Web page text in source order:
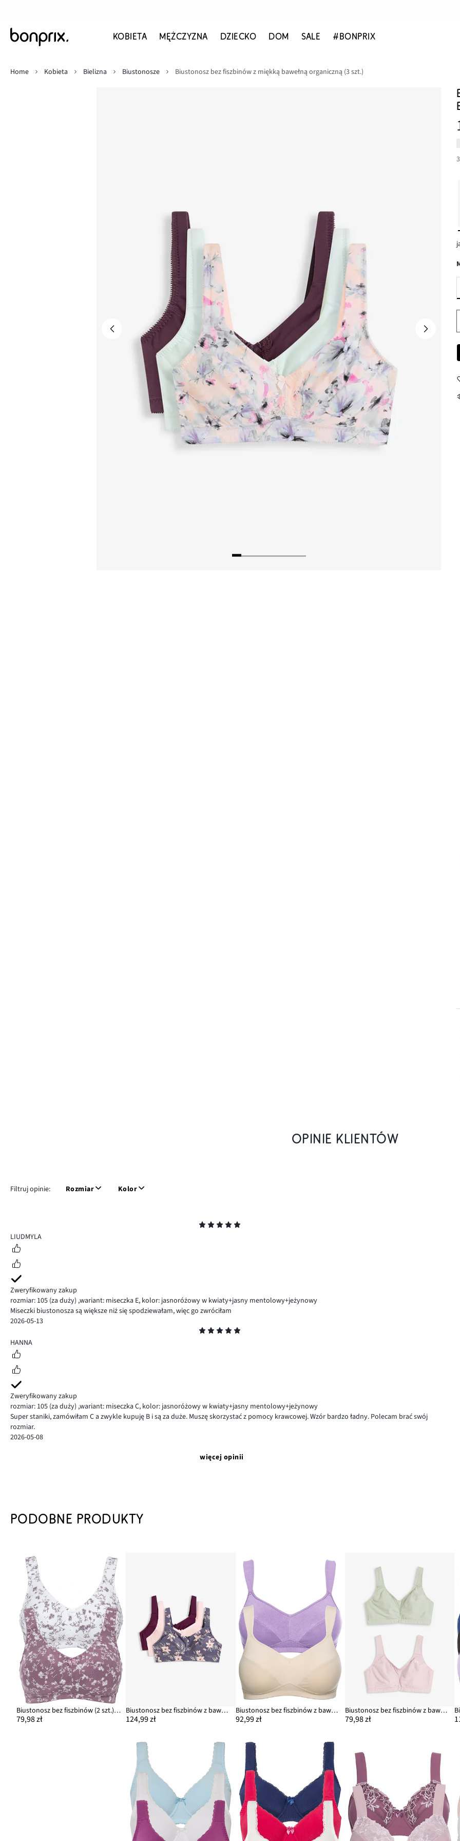
KOBIETA MĘŻCZYZNA DZIECKO DOM SALE #BONPRIX
Home
Kobieta Bielizna Biustonosze Biustonosz bez fiszbinów z miękką bawełną organiczną (3 szt.)
OPINIE KLIENTÓW
Filtruj opinie: Rozmiar Kolor
5LIUDMYLA
Zweryfikowany zakup
rozmiar: 105 (za duży) ,wariant: miseczka E, kolor: jasnoróżowy w kwiaty+jasny mentolowy+jeżynowy
Miseczki biustonosza są większe niż się spodziewałam, więc go zwróciłam
2026-05-13
5
HANNA
Zweryfikowany zakup
rozmiar: 105 (za duży) ,wariant: miseczka C, kolor: jasnoróżowy w kwiaty+jasny mentolowy+jeżynowy
Super staniki, zamówiłam C a zwykle kupuję B i są za duże. Muszę skorzystać z pomocy krawcowej. Wzór bardzo ładny. Polecam brać swój
rozmiar.
2026-05-08
więcej opinii
PODOBNE PRODUKTY
Biustonosz bez fiszbinów (2 szt.), bawełna organiczna
79,98 zł
Biustonosz bez fiszbinów z bawełną organiczną (3 szt.)
124,99 zł
Biustonosz bez fiszbinów z bawełną organiczną (2 szt.)
92,99 zł
Biustonosz bez fiszbinów z bawełną organiczną (2 szt.)
79,98 zł